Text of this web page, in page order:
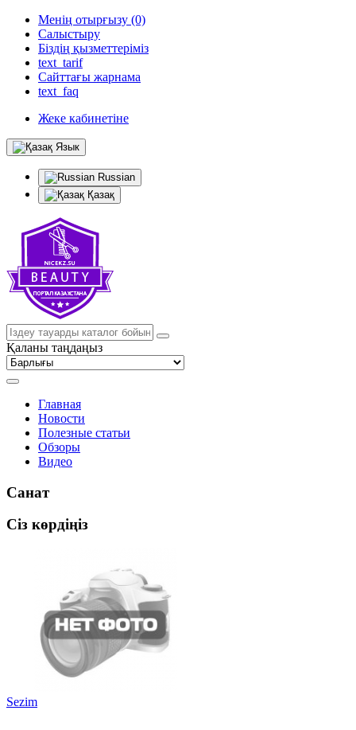
Менің отырғызу (0)
Салыстыру
Біздің қызметтеріміз
text_tarif
Сайттағы жарнама
text_faq
Жеке кабинетіне
Язык
Russian
Қазақ
Қаланы таңдаңыз
Главная
Новости
Полезные статьи
Обзоры
Видео
Санат
Сіз көрдіңіз
Sezim